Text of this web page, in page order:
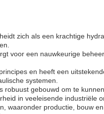
zich als een krachtige
voor een nauwkeurige
en heeft een
systemen.
robuust gebouwd om te
in veeleisende industriële
waaronder productie, bouw